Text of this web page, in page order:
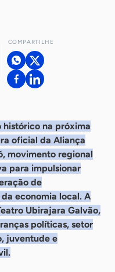
COMPARTILHE
histórico na próxima
oficial da Aliança
movimento regional
para impulsionar
de
economia local. A
Ubirajara Galvão,
políticas, setor
juventude e